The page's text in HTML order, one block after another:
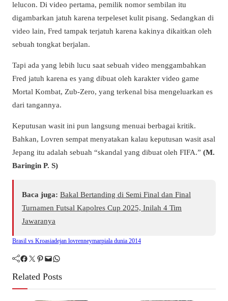
lelucon. Di video pertama, pemilik nomor sembilan itu
digambarkan jatuh karena terpeleset kulit pisang. Sedangkan di
video lain, Fred tampak terjatuh karena kakinya dikaitkan oleh
sebuah tongkat berjalan.
Tapi ada yang lebih lucu saat sebuah video menggambahkan
Fred jatuh karena es yang dibuat oleh karakter video game
Mortal Kombat, Zub-Zero, yang terkenal bisa mengeluarkan es
dari tangannya.
Keputusan wasit ini pun langsung menuai berbagai kritik.
Bahkan, Lovren sempat menyatakan kalau keputusan wasit asal
Jepang itu adalah sebuah “skandal yang dibuat oleh FIFA.” (M.
Baringin P. S)
Baca juga: Bakal Bertanding di Semi Final dan Final
Turnamen Futsal Kapolres Cup 2025, Inilah 4 Tim
Jawaranya
Brasil vs Kroasiadejan lovrenneymarpiala dunia 2014
Facebook Twitter Pinterest Mail WhatsApp
Related Posts